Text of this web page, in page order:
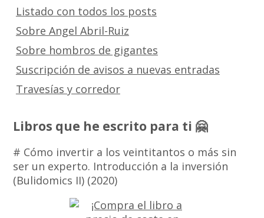
Listado con todos los posts
Sobre Angel Abril-Ruiz
Sobre hombros de gigantes
Suscripción de avisos a nuevas entradas
Travesías y corredor
Libros que he escrito para ti 🤗
# Cómo invertir a los veintitantos o más sin
ser un experto. Introducción a la inversión
(Bulidomics II) (2020)